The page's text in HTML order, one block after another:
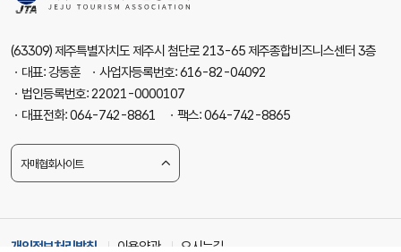
(63309) 제주특별자치도 제주시 첨단로 213-65 제주종합비즈니스센터 3층
ㆍ대표: 강동훈 ㆍ사업자등록번호: 616-82-04092
ㆍ법인등록번호: 22021-0000107
ㆍ대표전화: 064-742-8861 ㆍ팩스: 064-742-8865
자매협회사이트
개인정보처리방침 이용약관 오시는길